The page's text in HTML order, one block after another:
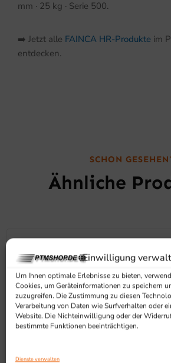
Einwilligung
Um Ihnen optimale Erlebnisse zu bieten,
Cookies, um Geräteinformationen zu speichern
zuzugreifen. Die Zustimmung zu diesen
Verarbeitung von Daten wie Surfverhalten oder
Website. Die Nichteinwilligung oder der
bestimmte Funktionen beeinträchtigen.
Dienste verwalten
mm · 25 kg · Serie 500.
➡️ Jetzt alle FAINCA HR-Produkte im
entdecken.
SCHON
Ähnliche